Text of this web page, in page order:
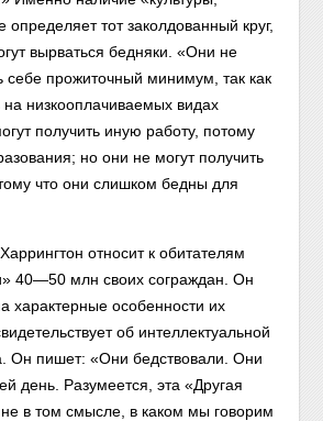
тот заколдованный круг,
вырваться бедняки. «Они не
себе прожиточный минимум, так как
низкооплачиваемых видах
получить иную работу, потому
но они не могут получить
что они слишком бедны для
относит к обитателям
40—50 млн своих сограждан. Он
характерные особенности их
об интеллектуальной
Он пишет: «Они бедствовали. Они
день. Разумеется, эта «Другая
в том смысле, в каком мы говорим